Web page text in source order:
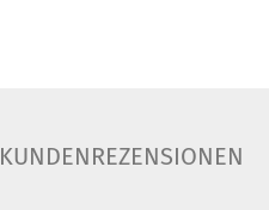
KUNDENREZENSIONEN